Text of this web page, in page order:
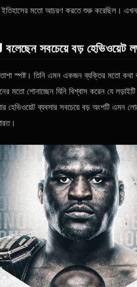
মতো আচরণ করতে শুরু করেছিল।
বলেছেন সবচেয়ে বড় হেভিওয়েট
স্পষ্ট। তিনি এমন একজন ব্যক্তির মতো
মতো শোনাচ্ছেন যিনি বিশ্বাস করেন যে
হেভিওয়েট ব্যবসার সবচেয়ে বড় অংশটি এমন